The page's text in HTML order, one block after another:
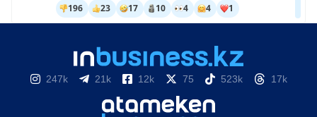
247k 21k 12k 75 523k 17k